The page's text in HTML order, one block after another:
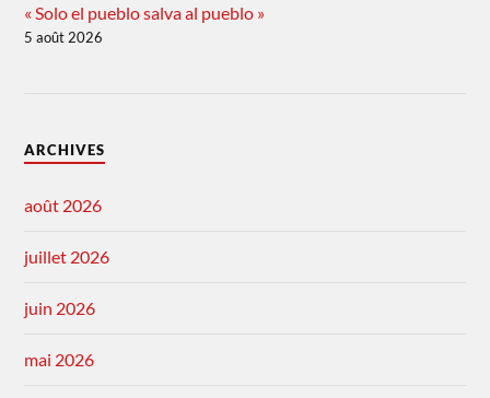
« Solo el pueblo salva al pueblo »
5 août 2026
ARCHIVES
août 2026
juillet 2026
juin 2026
mai 2026